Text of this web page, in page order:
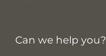
Can we help you?